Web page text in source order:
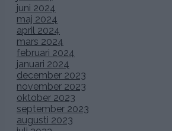
juni 2024
maj 2024
april 2024
mars 2024
februari 2024
januari 2024
december 2023
november 2023
oktober 2023
september 2023
augusti 2023